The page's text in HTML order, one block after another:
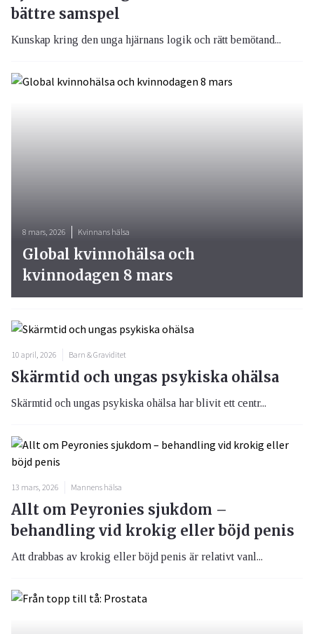
bättre samspel
Kunskap kring den unga hjärnans logik och rätt bemötand...
10 april, 2026 Barn & Graviditet
Skärmtid och ungas psykiska ohälsa
Skärmtid och ungas psykiska ohälsa har blivit ett centr...
13 mars, 2026 Mannens hälsa
Allt om Peyronies sjukdom –
behandling vid krokig eller böjd penis
Att drabbas av krokig eller böjd penis är relativt vanl...
8 mars, 2026 Kvinnans hälsa
Global kvinnohälsa och
kvinnodagen 8 mars